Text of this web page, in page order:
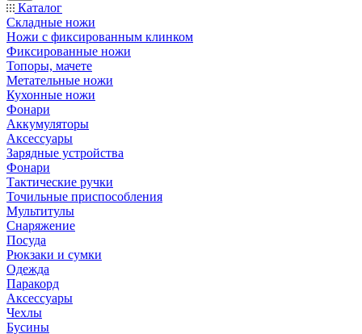
Каталог
Складные ножи
Ножи с фиксированным клинком
Фиксированные ножи
Топоры, мачете
Метательные ножи
Кухонные ножи
Фонари
Аккумуляторы
Аксессуары
Зарядные устройства
Фонари
Тактические ручки
Точильные приспособления
Мультитулы
Снаряжение
Посуда
Рюкзаки и сумки
Одежда
Паракорд
Аксессуары
Чехлы
Бусины